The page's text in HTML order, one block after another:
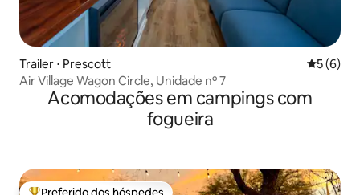
Trailer ⋅ Prescott 5 de
5 (6)
Air Village Wagon Circle, Unidade nº 7
Acomodações em campings com
fogueira